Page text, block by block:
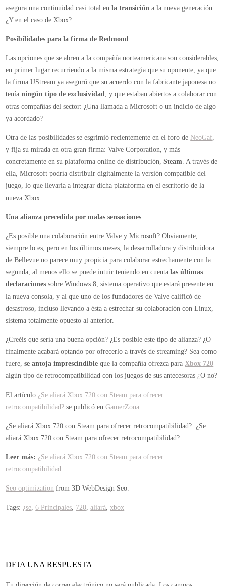
asegura una continuidad casi total enla transición a la nueva generación.
¿Y en el caso de Xbox?
Posibilidades para la firma de Redmond
Las opciones que se abren a la compañía norteamericana son considerables,
en primer lugar recurriendo a la misma estrategia que su oponente, ya que
la firma UStream ya aseguró que su acuerdo con la fabricante japonesa no
teníaningún tipo de exclusividad, y que estaban abiertos a colaborar con
otras compañías del sector: ¿Una llamada a Microsoft o un indicio de algo
ya acordado?
Otra de las posibilidades se esgrimió recientemente en el foro de NeoGaf,
y fija su mirada en otra gran firma: Valve Corporation, y más
concretamente en su plataforma online de distribución,Steam. A través de
ella, Microsoft podría distribuir digitalmente la versión compatible del
juego, lo que llevaría a integrar dicha plataforma en el escritorio de la
nueva Xbox.
Una alianza precedida por malas sensaciones
¿Es posible una colaboración entre Valve y Microsoft? Obviamente,
siempre lo es, pero en los últimos meses, la desarrolladora y distribuidora
de Bellevue no parece muy propicia para colaborar estrechamente con la
segunda, al menos ello se puede intuir teniendo en cuentalas últimas
declaraciones sobre Windows 8, sistema operativo que estará presente en
la nueva consola, y al que uno de los fundadores de Valve calificó de
desastroso, incluso llevando a ésta a estrechar su colaboración con Linux,
sistema totalmente opuesto al anterior.
¿Creéis que sería una buena opción? ¿Es posible este tipo de alianza? ¿O
finalmente acabará optando por ofrecerlo a través de streaming? Sea como
fuere,se antoja imprescindible que la compañía ofrezca paraXbox 720
algún tipo de retrocompatibilidad con los juegos de sus antecesoras ¿O no?
El artículo ¿Se aliará Xbox 720 con Steam para ofrecer
retrocompatibilidad? se publicó enGamerZona.
¿Se aliará Xbox 720 con Steam para ofrecer retrocompatibilidad?.¿Se
aliará Xbox 720 con Steam para ofrecer retrocompatibilidad?.
Leer más: ¿Se aliará Xbox 720 con Steam para ofrecer
retrocompatibilidad
Seo optimization from 3D WebDesign Seo.
Tags: ¿se,6 Principales, 720,aliará,xbox
DEJA UNA RESPUESTA